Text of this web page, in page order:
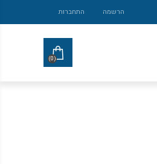
הרשמה התחברות
(0)